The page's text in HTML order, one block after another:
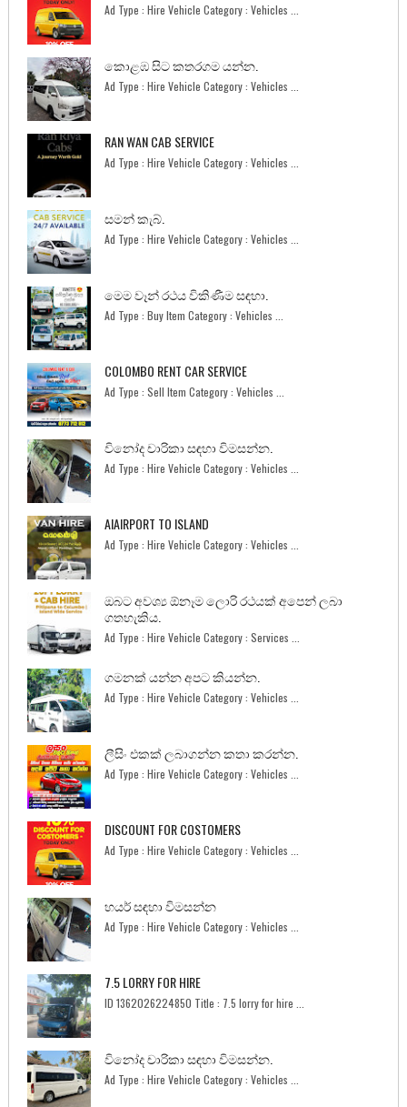
Ad Type : Hire Vehicle Category : Vehicles ...
කොළඹ සිට කතරගම යන්න.
Ad Type : Hire Vehicle Category : Vehicles ...
RAN WAN CAB SERVICE
Ad Type : Hire Vehicle Category : Vehicles ...
සමන් කැබ්.
Ad Type : Hire Vehicle Category : Vehicles ...
මෙම වෑන් රථය විකිණීම සඳහා.
Ad Type : Buy Item Category : Vehicles ...
COLOMBO RENT CAR SERVICE
Ad Type : Sell Item Category : Vehicles ...
විනෝද චාරිකා සඳහා විමසන්න.
Ad Type : Hire Vehicle Category : Vehicles ...
AIAIRPORT TO ISLAND
Ad Type : Hire Vehicle Category : Vehicles ...
ඔබට අවශ්‍ය ඕනෑම ලොරි රථයක් අපෙන් ලබා
ගතහැකිය.
Ad Type : Hire Vehicle Category : Services ...
ගමනක් යන්න අපට කියන්න.
Ad Type : Hire Vehicle Category : Vehicles ...
ලීසිං එකක් ලබාගන්න කතා කරන්න.
Ad Type : Hire Vehicle Category : Vehicles ...
DISCOUNT FOR COSTOMERS
Ad Type : Hire Vehicle Category : Vehicles ...
හයර් සඳහා විමසන්න
Ad Type : Hire Vehicle Category : Vehicles ...
7.5 LORRY FOR HIRE
ID 1362026224850 Title : 7.5 lorry for hire ...
විනෝද චාරිකා සඳහා විමසන්න.
Ad Type : Hire Vehicle Category : Vehicles ...